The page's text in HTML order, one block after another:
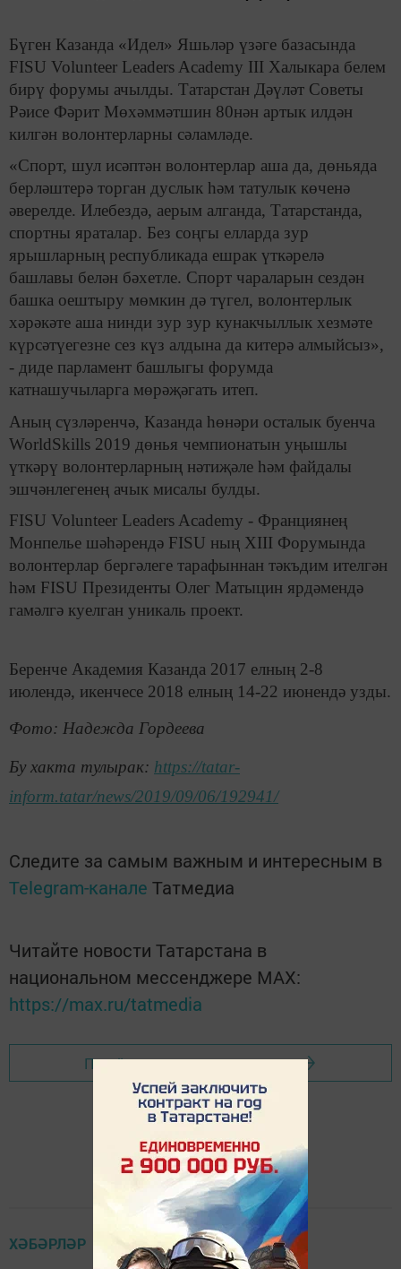
Бүген Казанда «Идел» Яшьләр үзәге базасында
FISU Volunteer Leaders Academy III Халыкара белем
бирү форумы ачылды. Татарстан Дәүләт Советы
Рәисе Фәрит Мөхәммәтшин 80нән артык илдән
килгән волонтерларны сәламләде.
«Спорт, шул исәптән волонтерлар аша да, дөньяда
берләштерә торган дуслык һәм татулык көченә
әверелде. Илебездә, аерым алганда, Татарстанда,
спортны яраталар. Без соңгы елларда зур
ярышларның республикада ешрак үткәрелә
башлавы белән бәхетле. Спорт чараларын сездән
башка оештыру мөмкин дә түгел, волонтерлык
хәрәкәте аша нинди зур зур кунакчыллык хезмәте
күрсәтүегезне сез күз алдына да китерә алмыйсыз»,
- диде парламент башлыгы форумда
катнашучыларга мөрәҗәгать итеп.
Аның сүзләренчә, Казанда һөнәри осталык буенча
WorldSkills 2019 дөнья чемпионатын уңышлы
үткәрү волонтерларның нәтиҗәле һәм файдалы
эшчәнлегенең ачык мисалы булды.
FISU Volunteer Leaders Academy - Франциянең
Монпелье шәһәрендә FISU ның XIII Форумында
волонтерлар бергәлеге тарафыннан тәкъдим ителгән
һәм FISU Президенты Олег Матыцин ярдәмендә
гамәлгә куелган уникаль проект.
Беренче Академия Казанда 2017 елның 2-8
июлендә, икенчесе 2018 елның 14-22 июнендә узды.
Фото: Надежда Гордеева
Бу хакта тулырак: https://tatar-
inform.tatar/news/2019/09/06/192941/
Следите за самым важным и интересным в
Telegram-канале Татмедиа
Читайте новости Татарстана в
национальном мессенджере MАХ:
https://max.ru/tatmedia
Перейти на страницу новости
ХӘБӘРЛӘР